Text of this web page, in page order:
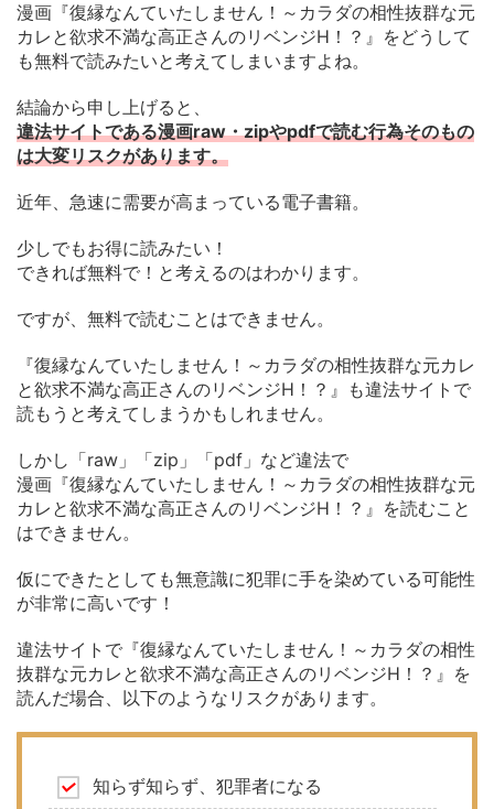
漫画『復縁なんていたしません！～カラダの相性抜群な元
カレと欲求不満な高正さんのリベンジH！？』をどうして
も無料で読みたいと考えてしまいますよね。
結論から申し上げると、
違法サイトである漫画raw・zipやpdfで読む行為そのもの
は大変リスクがあります。
近年、急速に需要が高まっている電子書籍。
少しでもお得に読みたい！
できれば無料で！と考えるのはわかります。
ですが、無料で読むことはできません。
『復縁なんていたしません！～カラダの相性抜群な元カレ
と欲求不満な高正さんのリベンジH！？』も違法サイトで
読もうと考えてしまうかもしれません。
しかし「raw」「zip」「pdf」など違法で
漫画『復縁なんていたしません！～カラダの相性抜群な元
カレと欲求不満な高正さんのリベンジH！？』を読むこと
はできません。
仮にできたとしても無意識に犯罪に手を染めている可能性
が非常に高いです！
違法サイトで『復縁なんていたしません！～カラダの相性
抜群な元カレと欲求不満な高正さんのリベンジH！？』を
読んだ場合、以下のようなリスクがあります。
知らず知らず、犯罪者になる